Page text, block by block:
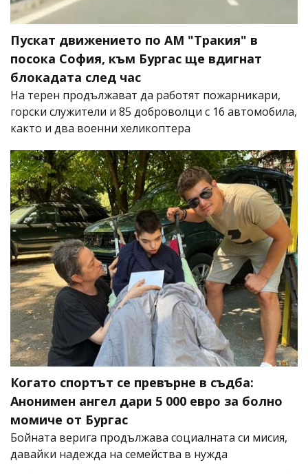
Пускат движението по АМ "Тракия" в
посока София, към Бургас ще вдигнат
блокадата след час
На терен продължават да работят пожарникари,
горски служители и 85 доброволци с 16 автомобила,
както и два военни хеликоптера
Когато спортът се превърне в съдба:
Анонимен ангел дари 5 000 евро за болно
момиче от Бургас
Бойната верига продължава социалната си мисия,
давайки надежда на семейства в нужда